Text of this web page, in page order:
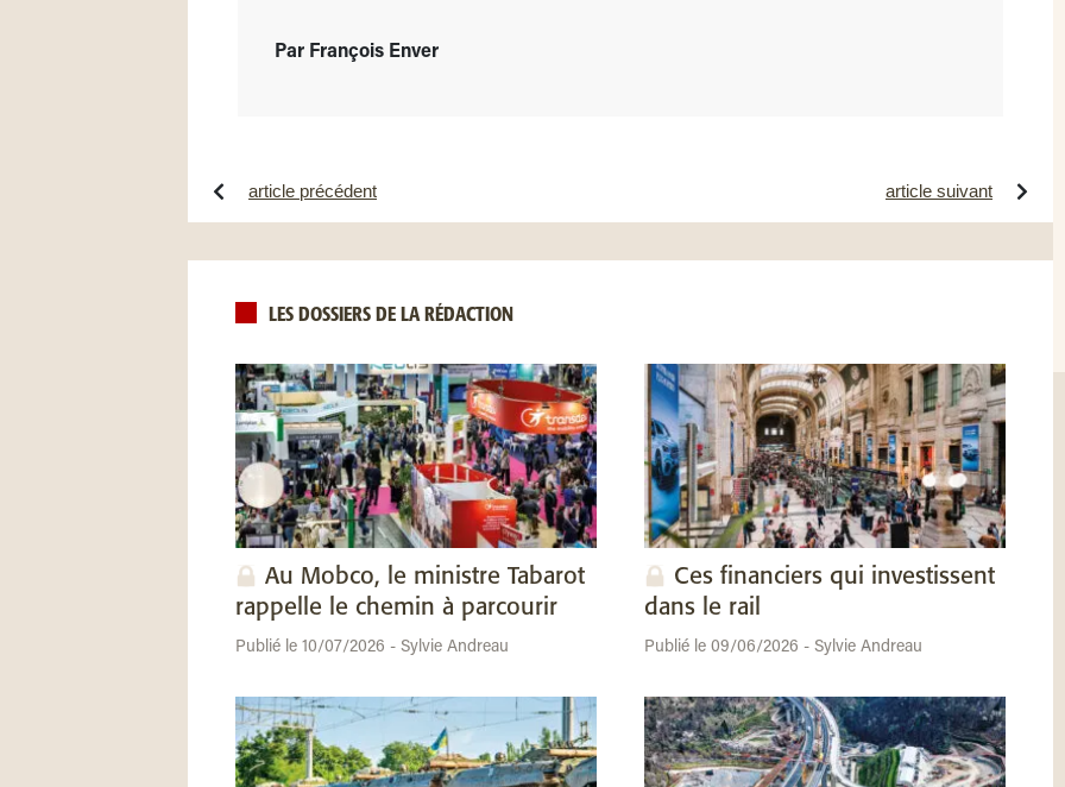
Par François Enver
article précédent article suivant
LES DOSSIERS DE LA RÉDACTION
Au Mobco, le ministre Tabarot
rappelle le chemin à parcourir
Publié le 10/07/2026 - Sylvie Andreau
Ces financiers qui investissent
dans le rail
Publié le 09/06/2026 - Sylvie Andreau